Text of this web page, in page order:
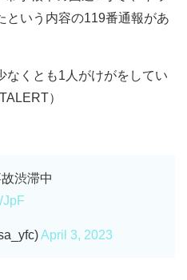
という内容の119番通報があ
なくとも1人がけがをしてい
）
渋滞中
April 3, 2023